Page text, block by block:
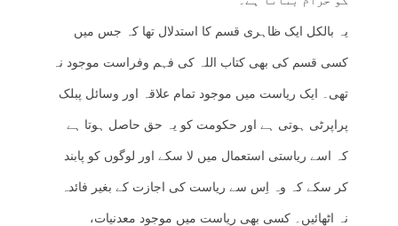
یہ بالکل ایک ظاہری قسم کا استدلال تھا کہ جس میں
کسی قسم کی بھی کتاب اللہ کی فہم وفراست موجود نہ
تھی۔ ایک ریاست میں موجود تمام علاقہ اور وسائل پبلک
پراپرٹی ہوتی ہے اور حکومت کو یہ حق حاصل ہوتا ہے
کہ اسے ریاستی استعمال میں لا سکے اور لوگوں کو پابند
کر سکے کہ وہ اِس سے ریاست کی اجازت کے بغیر فائدہ
نہ اٹھائیں۔ کسی بھی ریاست میں موجود معدنیات،